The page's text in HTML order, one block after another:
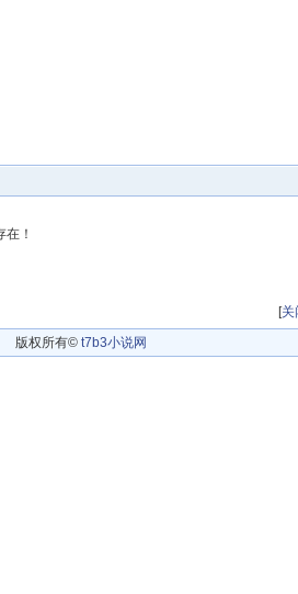
！
[关
版权所有© t7b3小说网